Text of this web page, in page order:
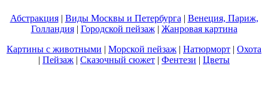
Абстракция| Виды Москвы и Петербурга | Венеция, Париж,
Голландия| Городской пейзаж| Жанровая картина
Картины с животными | Морской пейзаж | Натюрморт | Охота
| Пейзаж | Сказочный сюжет | Фентези | Цветы